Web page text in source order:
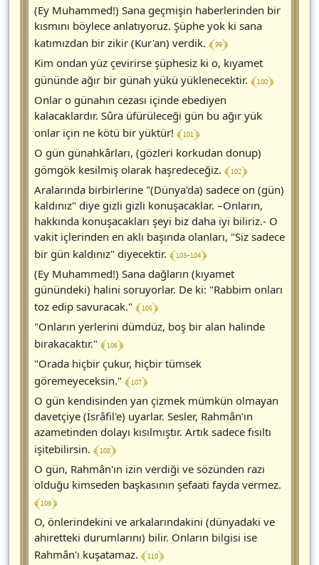
(Ey Muhammed!) Sana geçmişin haberlerinden bir
kısmını böylece anlatıyoruz. Şüphe yok ki sana
katımızdan bir zikir (Kur'an) verdik. ﴾ 99 ﴿
Kim ondan yüz çevirirse şüphesiz ki o, kıyamet
gününde ağır bir günah yükü yüklenecektir. ﴾ 100 ﴿
Onlar o günahın cezası içinde ebediyen
kalacaklardır. Sûra üfürüleceği gün bu ağır yük
onlar için ne kötü bir yüktür! ﴾ 101 ﴿
O gün günahkârları, (gözleri korkudan donup)
gömgök kesilmiş olarak haşredeceğiz. ﴾ 102 ﴿
Aralarında birbirlerine "(Dünya'da) sadece on (gün)
kaldınız" diye gizli gizli konuşacaklar. –Onların,
hakkında konuşacakları şeyi biz daha iyi biliriz.- O
vakit içlerinden en aklı başında olanları, "Siz sadece
bir gün kaldınız" diyecektir. ﴾ 103-104 ﴿
(Ey Muhammed!) Sana dağların (kıyamet
günündeki) halini soruyorlar. De ki: "Rabbim onları
toz edip savuracak." ﴾ 105 ﴿
"Onların yerlerini dümdüz, boş bir alan halinde
bırakacaktır." ﴾ 106 ﴿
"Orada hiçbir çukur, hiçbir tümsek
göremeyeceksin." ﴾ 107 ﴿
O gün kendisinden yan çizmek mümkün olmayan
davetçiye (İsrâfil'e) uyarlar. Sesler, Rahmân'ın
azametinden dolayı kısılmıştır. Artık sadece fısıltı
işitebilirsin. ﴾ 108 ﴿
O gün, Rahmân'ın izin verdiği ve sözünden razı
olduğu kimseden başkasının şefaati fayda vermez.
﴾ 109 ﴿
O, önlerindekini ve arkalarındakini (dünyadaki ve
ahiretteki durumlarını) bilir. Onların bilgisi ise
Rahmân'ı kuşatamaz. ﴾ 110 ﴿